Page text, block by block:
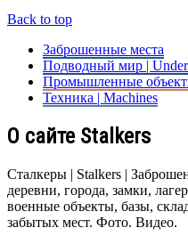
Back to top
Заброшенные места
Подводный мир |
Промышленные
Техника | Machines
О сайте Stalkers
Сталкеры | Stalkers |
деревни, города, замки,
военные объекты, базы,
забытых мест. Фото. Видео.